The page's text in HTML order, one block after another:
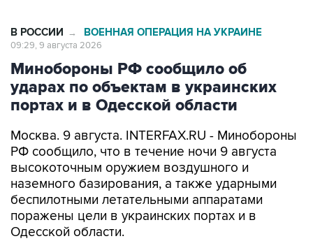
В РОССИИ → ВОЕННАЯ ОПЕРАЦИЯ НА УКРАИНЕ
09:29, 9 августа 2026
Минобороны РФ сообщило об
ударах по объектам в украинских
портах и в Одесской области
Москва. 9 августа. INTERFAX.RU - Минобороны
РФ сообщило, что в течение ночи 9 августа
высокоточным оружием воздушного и
наземного базирования, а также ударными
беспилотными летательными аппаратами
поражены цели в украинских портах и в
Одесской области.